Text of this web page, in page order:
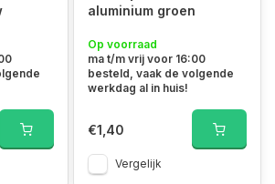
aluminium groen
Op voorraad
ma t/m vrij voor 16:00
besteld, vaak de volgende
werkdag al in huis!
€1,40
Vergelijk